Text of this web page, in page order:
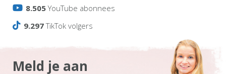
8.505YouTube abonnees
9.297TikTok volgers
Meld je aan